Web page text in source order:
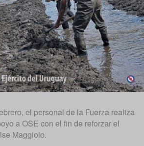
el personal de la Fuerza realiza
a OSE con el fin de reforzar el
Maggiolo.